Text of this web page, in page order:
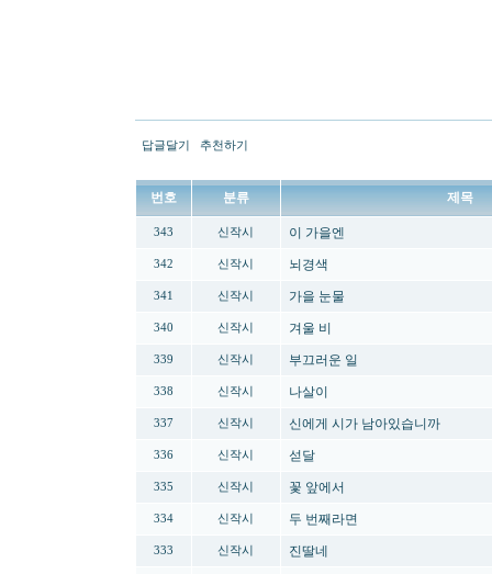
답글달기 추천하기
번호 분류 제목
343 신작시 이 가을엔
342 신작시 뇌경색
341 신작시 가을 눈물
340 신작시 겨울 비
339 신작시 부끄러운 일
338 신작시 나살이
337 신작시 신에게 시가 남아있습니까
336 신작시 섣달
335 신작시 꽃 앞에서
334 신작시 두 번째라면
333 신작시 진딸네